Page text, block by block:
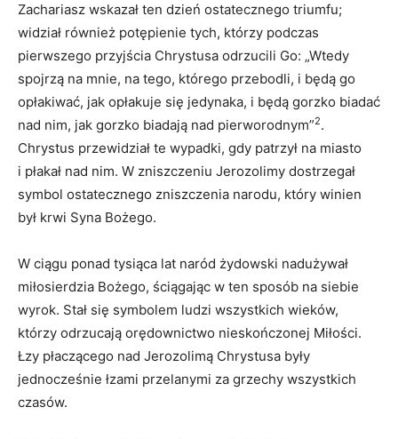
Zachariasz wskazał ten dzień ostatecznego triumfu;
widział również potępienie tych, którzy podczas
pierwszego przyjścia Chrystusa odrzucili Go: „Wtedy
spojrzą na mnie, na tego, którego przebodli, i będą go
opłakiwać, jak opłakuje się jedynaka, i będą gorzko biadać
nad nim, jak gorzko biadają nad pierworodnym”2.
Chrystus przewidział te wypadki, gdy patrzył na miasto
i płakał nad nim. W zniszczeniu Jerozolimy dostrzegał
symbol ostatecznego zniszczenia narodu, który winien
był krwi Syna Bożego.
W ciągu ponad tysiąca lat naród żydowski nadużywał
miłosierdzia Bożego, ściągając w ten sposób na siebie
wyrok. Stał się symbolem ludzi wszystkich wieków,
którzy odrzucają orędownictwo nieskończonej Miłości.
Łzy płaczącego nad Jerozolimą Chrystusa były
jednocześnie łzami przelanymi za grzechy wszystkich
czasów.